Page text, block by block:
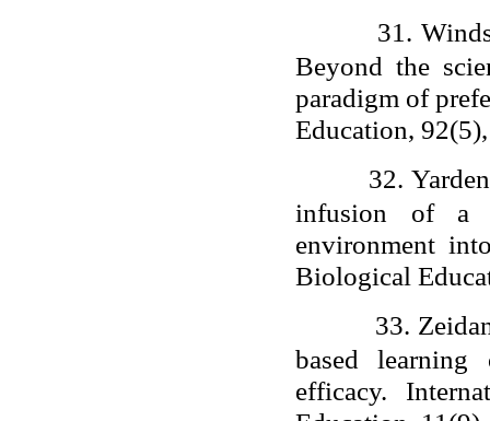
31.
Beyond the
paradigm of
Education,
32.
infusion of a
environment
Biological
33.
based learning
efficacy.